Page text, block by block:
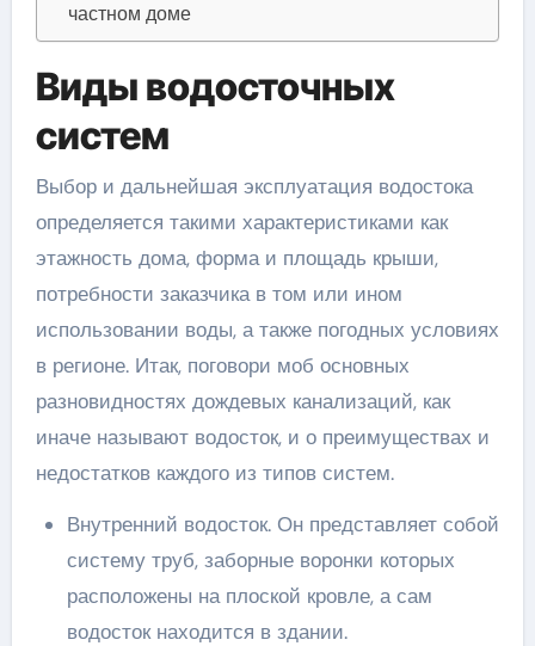
частном доме
Виды водосточных
систем
Выбор и дальнейшая эксплуатация водостока
определяется такими характеристиками как
этажность дома, форма и площадь крыши,
потребности заказчика в том или ином
использовании воды, а также погодных условиях
в регионе. Итак, поговори моб основных
разновидностях дождевых канализаций, как
иначе называют водосток, и о преимуществах и
недостатков каждого из типов систем.
Внутренний водосток. Он представляет собой
систему труб, заборные воронки которых
расположены на плоской кровле, а сам
водосток находится в здании.